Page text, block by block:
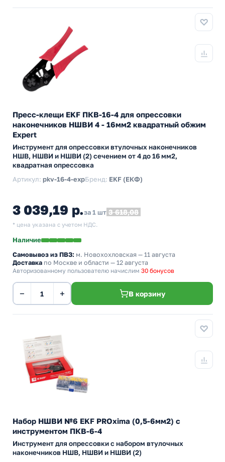
Пресс-клещи EKF ПКВ-16-4 для опрессовки
наконечников НШВИ 4 - 16мм2 квадратный обжим
Expert
Инструмент для опрессовки втулочных наконечников
НШВ, НШВИ и НШВИ (2) сечением от 4 до 16 мм2,
квадратная опрессовка
Артикул: pkv-16-4-expБренд: EKF (ЕКФ)
3 039,19 р.за 1 шт 3 618,08
* цена указана с учетом НДС.
Наличие
Самовывоз из ПВЗ: м. Новохохловская — 11 августа
Доставка по Москве и области — 12 августа
Авторизованному пользователю начислим 30 бонусов
− + В корзину
Набор НШВИ №6 EKF PROxima (0,5-6мм2) с
инструментом ПКВ-6-4
Инструмент для опрессовки с набором втулочных
наконечников НШВ, НШВИ и НШВИ (2)